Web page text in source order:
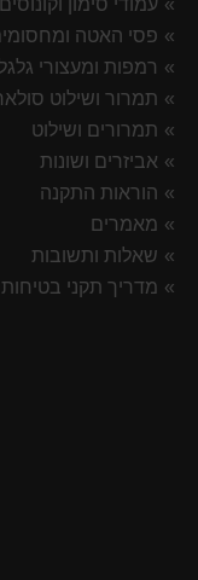
פסי האטה
רמפות ומעצורי גלגל
תמרור ושילוט
תמרורים ושילוט
אביזרים ושונות
הוראות התקנה
מאמרים
שאלות ותשובות
מדריך תקני בטיחות